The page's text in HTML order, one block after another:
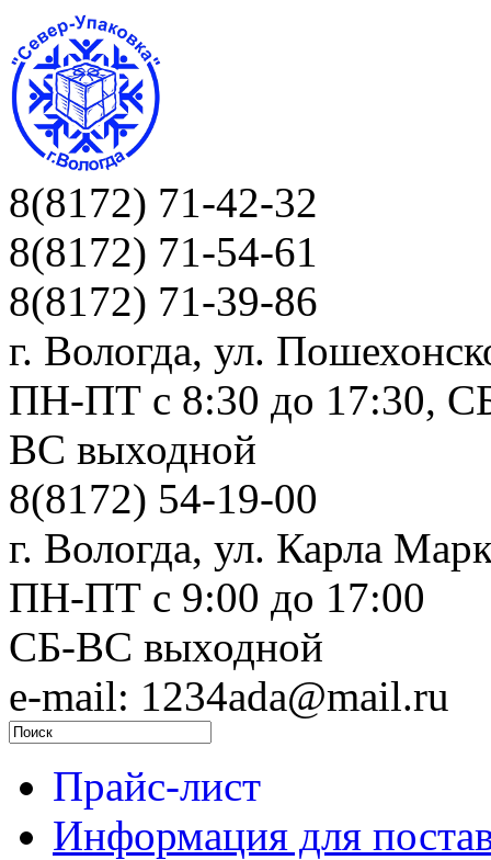
8(8172) 71-42-32
8(8172) 71-54-61
8(8172) 71-39-86
г. Вологда, ул.
ПН-ПТ c 8:30 до 17:30,
ВС выходной
8(8172) 54-19-00
г. Вологда, ул. Карла
ПН-ПТ c 9:00 до 17:00
СБ-ВС выходной
e-mail: 1234ada@mail.ru
Прайс-лист
Информация для